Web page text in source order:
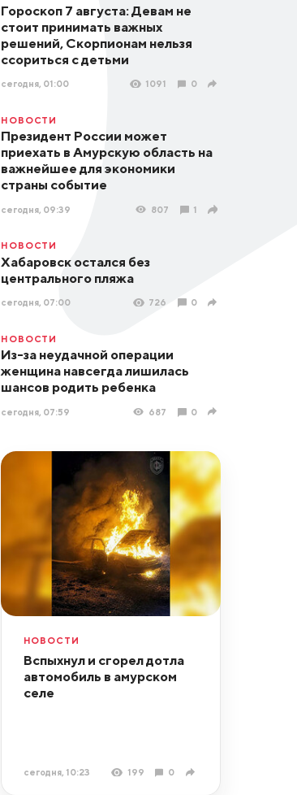
Гороскоп 7 августа: Девам не
стоит принимать важных
решений, Скорпионам нельзя
ссориться с детьми
сегодня, 01:00 1091 0
НОВОСТИ
Президент России может
приехать в Амурскую область на
важнейшее для экономики
страны событие
сегодня, 09:39 807 1
НОВОСТИ
Хабаровск остался без
центрального пляжа
сегодня, 07:00 726 0
НОВОСТИ
Из-за неудачной операции
женщина навсегда лишилась
шансов родить ребенка
сегодня, 07:59 687 0
НОВОСТИ
Вспыхнул и сгорел дотла
автомобиль в амурском
селе
сегодня, 10:23 199 0